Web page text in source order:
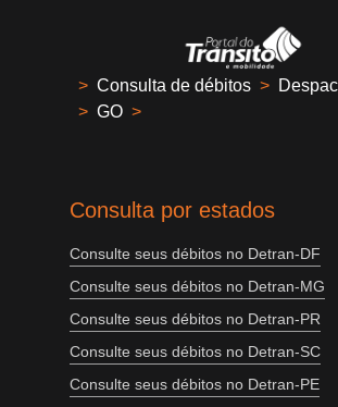
> Consulta de débitos >
> GO >
Consulta por estados
Consulte seus débitos no Detran-DF
Consulte seus débitos no Detran-MG
Consulte seus débitos no Detran-PR
Consulte seus débitos no Detran-SC
Consulte seus débitos no Detran-PE